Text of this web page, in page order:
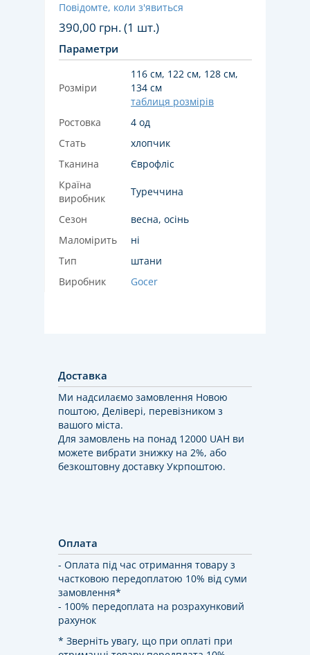
Повідомте, коли з'явиться
390,00 грн. (1 шт.)
Параметри
Розміри
116 см, 122 см, 128 см,
134 см
таблиця розмірів
Ростовка
4 од
Стать
хлопчик
Тканина
Єврофліс
Країна
виробник
Туреччина
Сезон
весна, осінь
Маломірить
ні
Тип
штани
Виробник
Gocer
Доставка
Ми надсилаємо замовлення Новою
поштою, Делівері, перевізником з
вашого міста.
Для замовлень на понад 12000 UAH ви
можете вибрати знижку на 2%, або
безкоштовну доставку Укрпоштою.
Оплата
- Оплата під час отримання товару з
частковою передоплатою 10% від суми
замовлення*
- 100% передоплата на розрахунковий
рахунок
* Зверніть увагу, що при оплаті при